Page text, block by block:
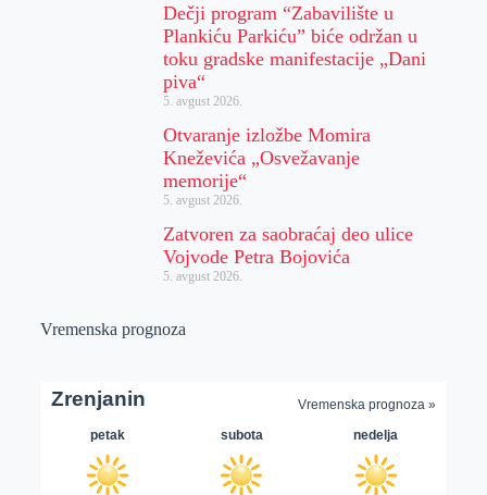
Dečji program “Zabavilište u
Plankiću Parkiću” biće održan u
toku gradske manifestacije „Dani
piva“
5. avgust 2026.
Otvaranje izložbe Momira
Kneževića „Osvežavanje
memorije“
5. avgust 2026.
Zatvoren za saobraćaj deo ulice
Vojvode Petra Bojovića
5. avgust 2026.
Vremenska prognoza